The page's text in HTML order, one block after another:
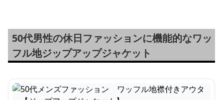
50代男性の休日ファッションに機能的なワッ
フル地ジップアップジャケット